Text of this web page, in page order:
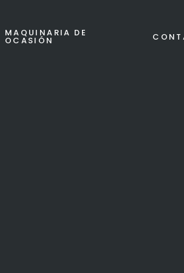
MAQUINARIA DE
OCASIÓN